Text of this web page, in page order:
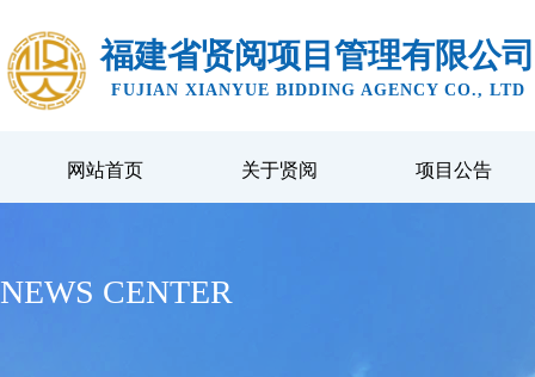
福建省贤阅项目管理有限公司
FUJIAN XIANYUE BIDDING AGENCY CO., LTD
网站首页 关于贤阅 项目公告
NEWS CENTER